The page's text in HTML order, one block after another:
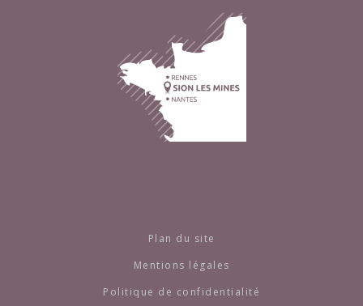
Plan du site
Mentions légales
Politique de confidentialité